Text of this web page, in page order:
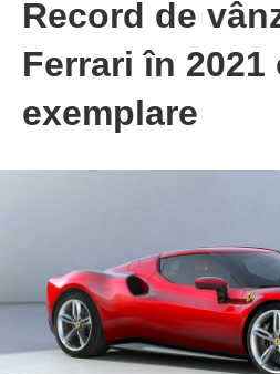
Record de
Ferrari în 2021
exemplare